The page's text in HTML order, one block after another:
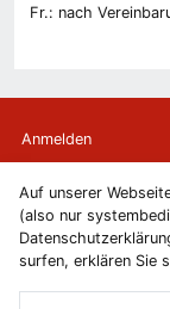
Auf unserer
(also nur
surfen, erklären Sie
Fr.: nach
Anmelden
Kontakt
Newsletter